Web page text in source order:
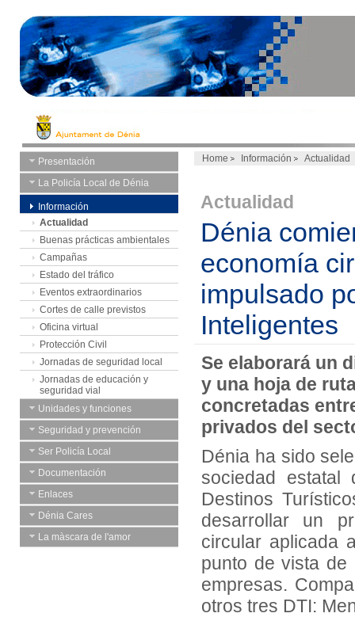
Presentación
La Policía Local de Dénia
Información
Actualidad
Buenas prácticas ambientales
Campañas
Estado del tráfico
Eventos extraordinarios
Cortes de calle previstos
Oficina virtual
Protección Civil
Jornadas de seguridad local
Jornadas de educación y
seguridad vial
Unidades y funciones
Seguridad y prevención
Ser Policía Local
Documentación
Enlaces
Dénia Cares
La màscara de l'amor
Home Información Actualidad
Actualidad
Dénia
economía
impulsado
Inteligentes
Se elaborará un
y una hoja de
concretadas
privados del
Dénia ha sido
sociedad
Destinos
desarrollar un
circular aplicada
punto de vista
empresas.
otros tres DTI: